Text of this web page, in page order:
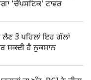
'ਚੌਪਸਟਿਕ' ਟਾਵਰ
ਤੋਂ ਪਹਿਲਾਂ ਇਹ ਗੱਲਾਂ
ਸਕਦੀ ਹੈ ਨੁਕਸਾਨ